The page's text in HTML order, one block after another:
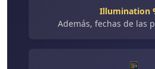
Illumination
Además, fechas de las